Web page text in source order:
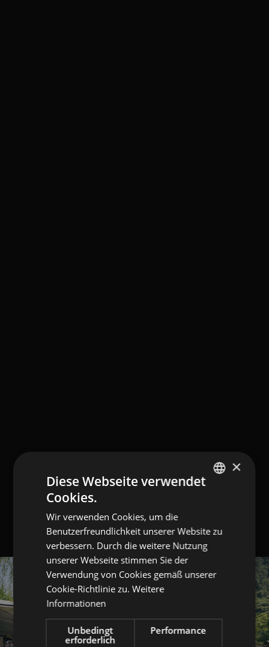
×
Diese Webseite verwendet
Cookies.
Wir verwenden Cookies, um die
Benutzerfreundlichkeit unserer Website zu
verbessern. Durch die weitere Nutzung
unserer Webseite stimmen Sie der
Verwendung von Cookies gemäß unserer
Cookie-Richtlinie zu. Weitere
Informationen
Unbedingt
erforderlich
Performance